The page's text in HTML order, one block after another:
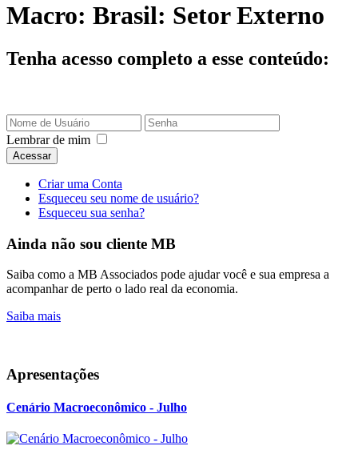
Macro: Brasil: Setor Externo
Tenha acesso completo a esse conteúdo:
Lembrar de mim
Acessar
Criar uma Conta
Esqueceu seu nome de usuário?
Esqueceu sua senha?
Ainda não sou cliente MB
Saiba como a MB Associados pode ajudar você e sua empresa a
acompanhar de perto o lado real da economia.
Saiba mais
Apresentações
Cenário Macroeconômico - Julho